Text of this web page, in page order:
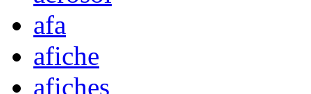
afa
afiche
afiches